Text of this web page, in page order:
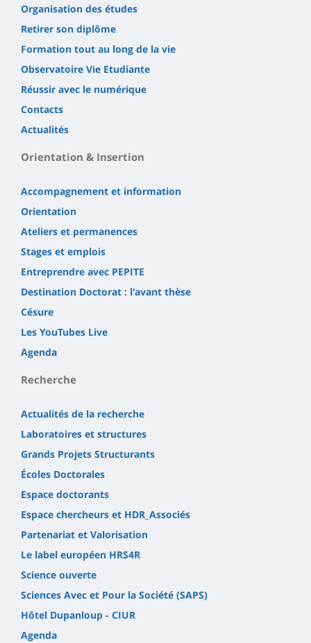
Organisation des études
Retirer son diplôme
Formation tout au long de la vie
Observatoire Vie Etudiante
Réussir avec le numérique
Contacts
Actualités
Orientation & Insertion
Accompagnement et information
Orientation
Ateliers et permanences
Stages et emplois
Entreprendre avec PEPITE
Destination Doctorat : l'avant thèse
Césure
Les YouTubes Live
Agenda
Recherche
Actualités de la recherche
Laboratoires et structures
Grands Projets Structurants
Écoles Doctorales
Espace doctorants
Espace chercheurs et HDR_Associés
Partenariat et Valorisation
Le label européen HRS4R
Science ouverte
Sciences Avec et Pour la Société (SAPS)
Hôtel Dupanloup - CIUR
Agenda